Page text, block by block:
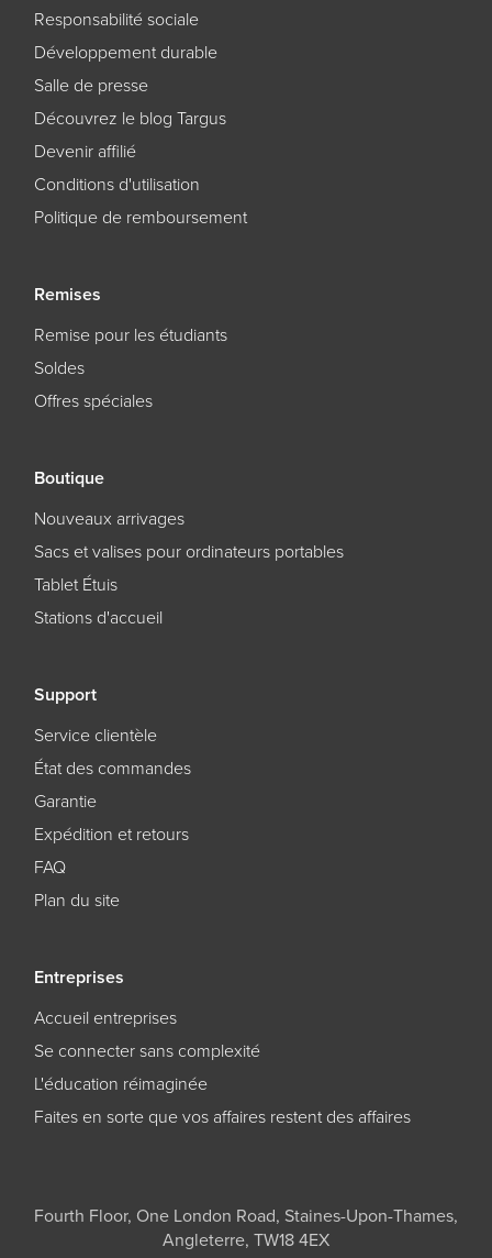
Responsabilité sociale
Développement durable
Salle de presse
Découvrez le blog Targus
Devenir affilié
Conditions d'utilisation
Politique de remboursement
Remises
Remise pour les étudiants
Soldes
Offres spéciales
Boutique
Nouveaux arrivages
Sacs et valises pour ordinateurs portables
Tablet Étuis
Stations d'accueil
Support
Service clientèle
État des commandes
Garantie
Expédition et retours
FAQ
Plan du site
Entreprises
Accueil entreprises
Se connecter sans complexité
L'éducation réimaginée
Faites en sorte que vos affaires restent des affaires
Fourth Floor, One London Road, Staines-Upon-Thames,
Angleterre, TW18 4EX